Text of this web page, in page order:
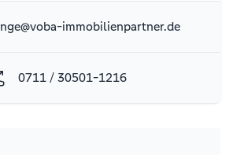
immobilienpartner.de
0711 / 30501-1216